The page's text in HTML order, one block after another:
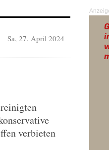
Sa, 27. April 2024
verbieten